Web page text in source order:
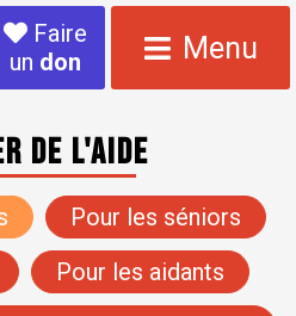
Faire
un don Menu
de l'aide
Pour les séniors
Pour les aidants